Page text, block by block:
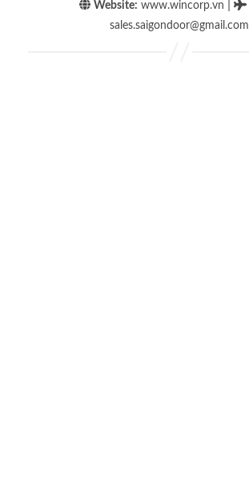
Website: www.wincorp.vn
sales.saigondoor@gmail.com